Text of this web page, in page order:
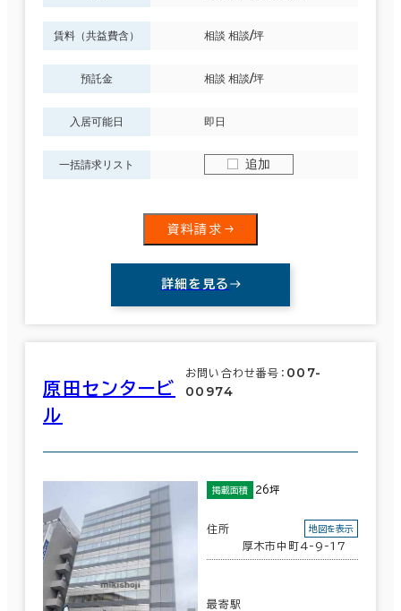
賃料（共益費含） 相談 相談/坪
預託金 相談 相談/坪
入居可能日 即日
一括請求リスト 追加
資料請求
詳細を見る
原田センタービ
ル
お問い合わせ番号： 007-
00974
掲載面積 26坪
住所
厚木市中町4-9-17
地図を表示
最寄駅
群馬県 (74)
(240)
千葉県 (406)
東京都 (4,023)
賃料選択（共益費含）
坪単価
～
賃料非公開物件を含む
即入居可能
3か月以内
６か月以内